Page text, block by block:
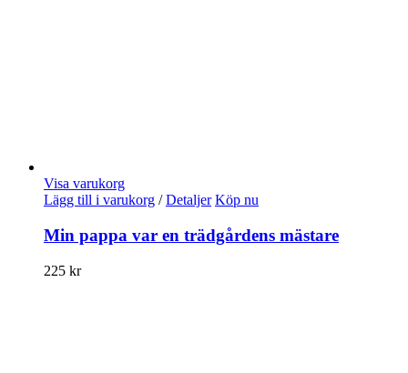
Visa varukorg
Lägg till i varukorg / Detaljer Köp nu
Min pappa var en trädgårdens mästare
225 kr